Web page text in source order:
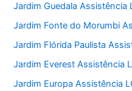
Jardim Guedala Assistência
Jardim Fonte do Morumbi
Jardim Flórida Paulista
Jardim Everest Assistência
Jardim Europa Assistência